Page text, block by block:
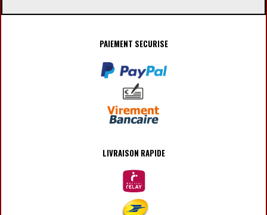
PAIEMENT SECURISE
LIVRAISON RAPIDE